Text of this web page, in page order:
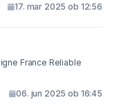
17. mar 2025 ob 12:56
France Reliable
06. jun 2025 ob 16:45